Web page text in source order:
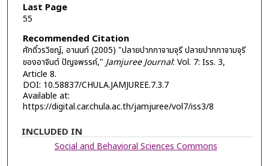
Last Page
55
Recommended Citation
ศักดิ์วรวิชญ์, อานนท์ (2005) "ปลายปากกาจามจุรี ปลายปากกาจามจุรี
ของอาจินต์ ปัญจพรรค์," Jamjuree Journal: Vol. 7: Iss. 3,
Article 8.
DOI: 10.58837/CHULA.JAMJUREE.7.3.7
Available at:
https://digital.car.chula.ac.th/jamjuree/vol7/iss3/8
INCLUDED IN
Social and Behavioral Sciences Commons